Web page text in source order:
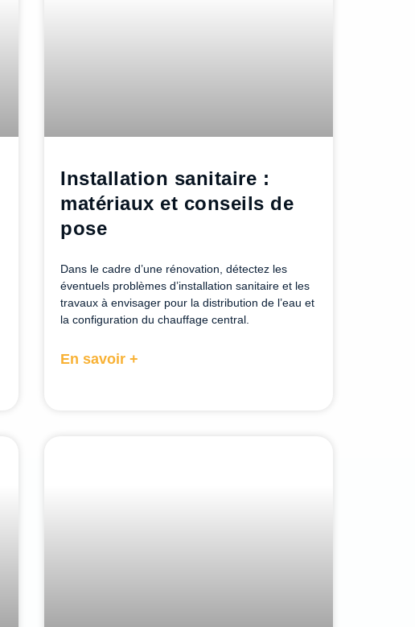
Installation sanitaire :
matériaux et conseils de
pose
Dans le cadre d’une rénovation, détectez les
éventuels problèmes d’installation sanitaire et les
travaux à envisager pour la distribution de l’eau et
la configuration du chauffage central.
En savoir +